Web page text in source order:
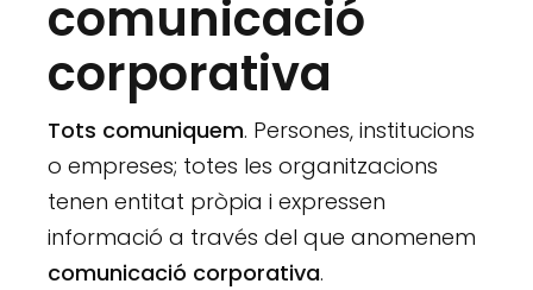
comunicació
corporativa
Tots comuniquem. Persones, institucions
o empreses; totes les organitzacions
tenen entitat pròpia i expressen
informació a través del que anomenem
comunicació corporativa.